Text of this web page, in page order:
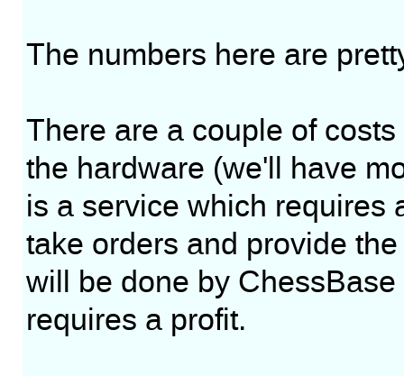
The numbers here are
There are a couple of
the hardware (we'll have
is a service which requires
take orders and provide
will be done by
requires a profit.